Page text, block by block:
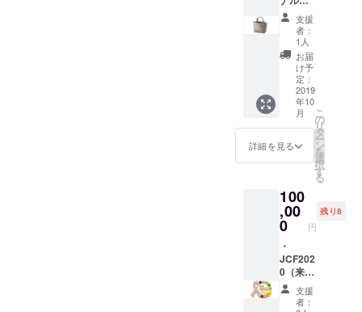
入くだ
さい。
掲載を
希望し
ない場
合は記
入の必
要あり
ませ
ん。）
※寄付金
行しま
す。
トート
バッグ
・JCF
オリジ
ナルの
ランチ
バッグ
・JCF
オリジ
ナルピ
ンズ ・
サンク
スレ
JCF
ホーム
ページ
への氏
名掲載
（必ず
掲載希
望のお
名前
支援
者：
1人
お届
け予
定：
2019
年10
月
詳細を見る
こ
の
リ
タ
ー
ン
を
選
択
す
る
100
,00
0 円
残り8
・
JCF202
0（来年
10月開
催予支援
者：